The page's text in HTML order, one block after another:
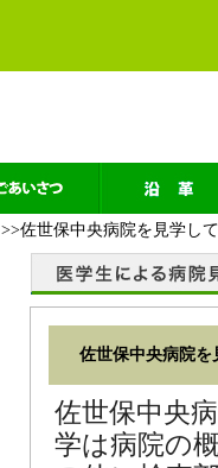
>>佐世保中央病院を見学して
佐世保中央病院
佐世保中央
学は病院の